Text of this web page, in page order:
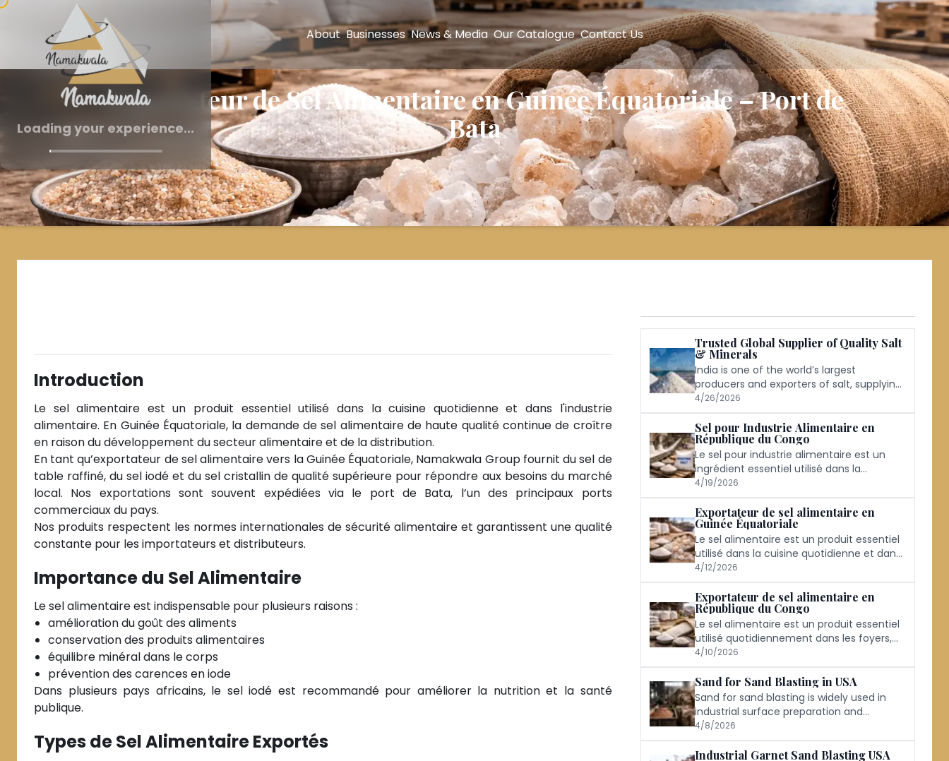
Loading your experience...
About Businesses News & Media Our Catalogue Contact Us
Exportateur de Sel Alimentaire en Guinée Équatoriale – Port de
Bata
Introduction
Le sel alimentaire est un produit essentiel utilisé dans la cuisine quotidienne et dans l'industrie
alimentaire. En Guinée Équatoriale, la demande de sel alimentaire de haute qualité continue de croître
en raison du développement du secteur alimentaire et de la distribution.
En tant qu’exportateur de sel alimentaire vers la Guinée Équatoriale, Namakwala Group fournit du sel de
table raffiné, du sel iodé et du sel cristallin de qualité supérieure pour répondre aux besoins du marché
local. Nos exportations sont souvent expédiées via le port de Bata, l’un des principaux ports
commerciaux du pays.
Nos produits respectent les normes internationales de sécurité alimentaire et garantissent une qualité
constante pour les importateurs et distributeurs.
Importance du Sel Alimentaire
Le sel alimentaire est indispensable pour plusieurs raisons :
amélioration du goût des aliments
conservation des produits alimentaires
équilibre minéral dans le corps
prévention des carences en iode
Dans plusieurs pays africains, le sel iodé est recommandé pour améliorer la nutrition et la santé
publique.
Types de Sel Alimentaire Exportés
Trusted Global Supplier of Quality Salt
& Minerals
India is one of the world’s largest
producers and exporters of salt, supplying
millions of tonnes globally every year.
4/26/2026
Sel pour Industrie Alimentaire en
République du Congo
Le sel pour industrie alimentaire est un
ingrédient essentiel utilisé dans la
transformation, la conservation et la
production alimentaire.
4/19/2026
Exportateur de sel alimentaire en
Guinée Équatoriale
Le sel alimentaire est un produit essentiel
utilisé dans la cuisine quotidienne et dans
l'industrie alimentaire.
4/12/2026
Exportateur de sel alimentaire en
République du Congo
Le sel alimentaire est un produit essentiel
utilisé quotidiennement dans les foyers,
les restaurants et les industries
alimentaires.
4/10/2026
Sand for Sand Blasting in USA
Sand for sand blasting is widely used in
industrial surface preparation and
cleaning applications.
4/8/2026
Industrial Garnet Sand Blasting USA